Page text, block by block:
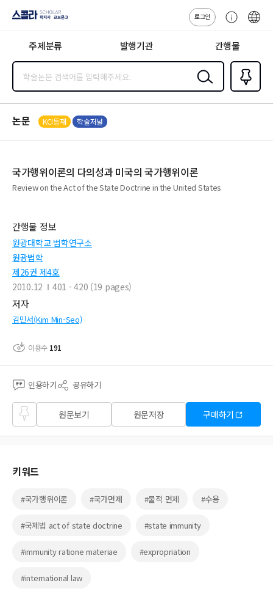
지사·교보문고
로그인
센
주제분류 발행기관 간행물
검색
즐겨찾
기0
논문 KCI등재 학술저널
국가행위이론의 다의성과 미국의 국가행위이론
Review on the Act of the State Doctrine in the United States
간행물 정보
원광대학교 법학연구소
원광법학
제26권 제4호
2010.12
401 - 420 (19 pages)
저자
김민서(Kim Min-Seo)
이용수 191
인용하기 공유하기
즐겨
찾기
원문보기 원문저장 구매하기
키워드
#국가행위이론 #국가면제 #물적 면제 #수용
#국제법 act of state doctrine #state immunity
#immunity ratione materiae #expropriation
#international law